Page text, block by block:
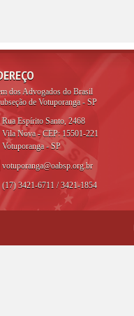
dos Advogados do Brasil
de Votuporanga - SP
Rua Espírito Santo, 2468
Vila Nova - CEP: 15501-221
Votuporanga - SP
votuporanga@oabsp.org.br
(17) 3421-6711 / 3421-1854